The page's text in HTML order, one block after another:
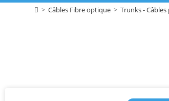
> Câbles Fibre optique > Trunks -